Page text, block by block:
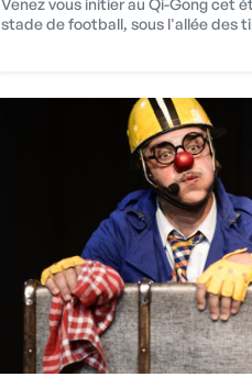
stade de football, sous l'allée des